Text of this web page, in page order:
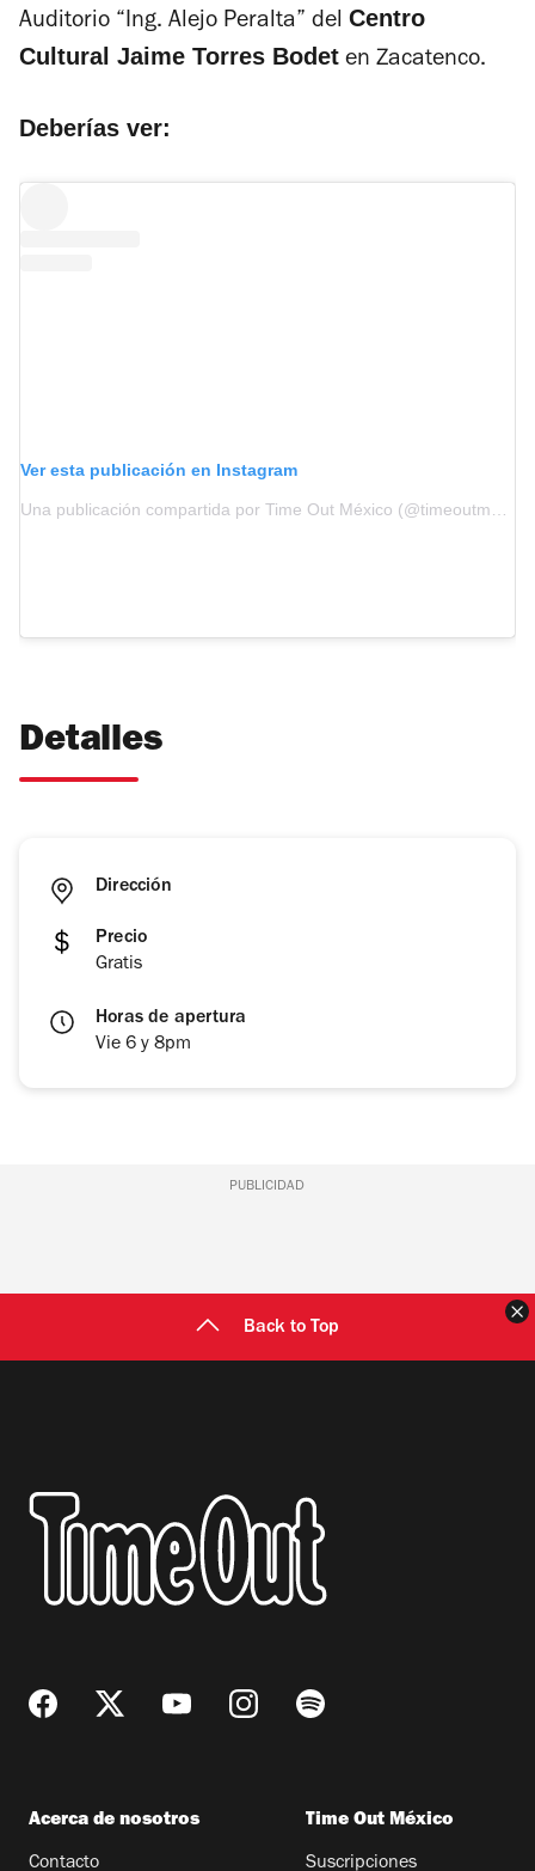
Auditorio “Ing. Alejo Peralta” del Centro
Cultural Jaime Torres Bodet en Zacatenco.
Deberías ver:
Ver esta publicación en Instagram
Una publicación compartida por Time Out México (@timeoutmexico)
Detalles
Dirección
Precio
Gratis
Horas de apertura
Vie 6 y 8pm
PUBLICIDAD
Back to Top
Acerca de nosotros
Contacto
Time Out México
Suscripciones